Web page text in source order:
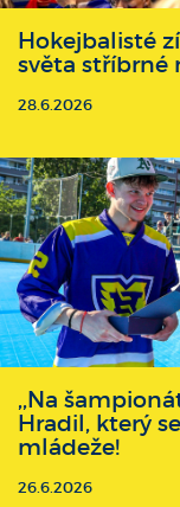
Hokejbalisté
světa stříbrné
28.6.2026
,,Na
Hradil, který
mládeže!
26.6.2026